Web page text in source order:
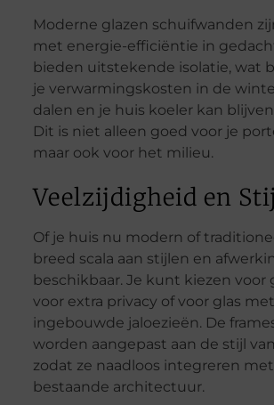
Moderne glazen schuifwanden
met energie-efficiëntie in
bieden uitstekende isolatie, wat
je verwarmingskosten in de
dalen en je huis koeler kan
Dit is niet alleen goed voor je
maar ook voor het milieu.
Veelzijdigheid en
Of je huis nu modern of
breed scala aan stijlen en
beschikbaar. Je kunt kiezen voor
voor extra privacy of voor glas met
ingebouwde jaloezieën. De
worden aangepast aan de stijl
zodat ze naadloos integreren
bestaande architectuur.